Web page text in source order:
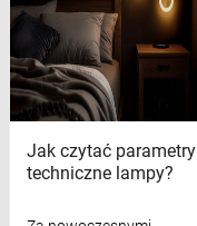
Jak czytać parametry
techniczne lampy?